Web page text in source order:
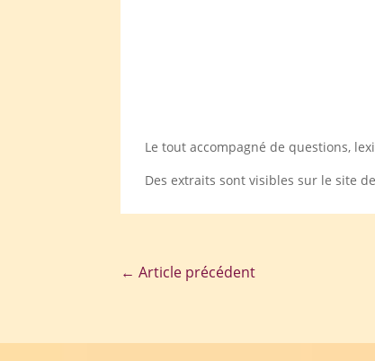
Le tout accompagné de questions,
Des extraits sont visibles sur le site
←Article précédent